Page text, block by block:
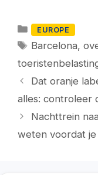
Categorieën
EUROPE
Tags
Barcelona,
Dat oranje
alles: controleer
Nachttrein
weten voordat